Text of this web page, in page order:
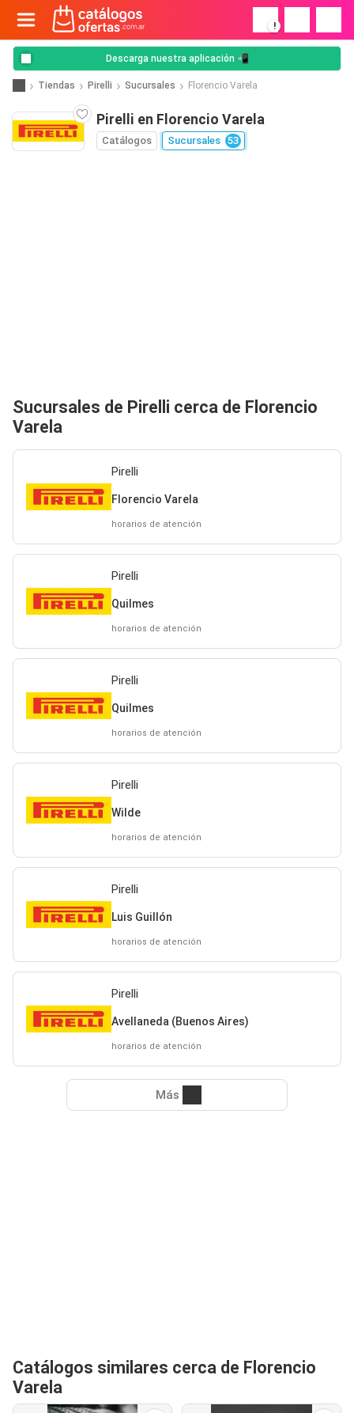
!
Descarga nuestra aplicación 📲
Tiendas Pirelli Sucursales Florencio Varela
Pirelli en Florencio Varela
Catálogos Sucursales 53
Sucursales de Pirelli cerca de Florencio
Varela
Pirelli
Florencio Varela
horarios de atención
Pirelli
Quilmes
horarios de atención
Pirelli
Quilmes
horarios de atención
Pirelli
Wilde
horarios de atención
Pirelli
Luis Guillón
horarios de atención
Pirelli
Avellaneda (Buenos Aires)
horarios de atención
Más
Catálogos similares cerca de Florencio
Varela